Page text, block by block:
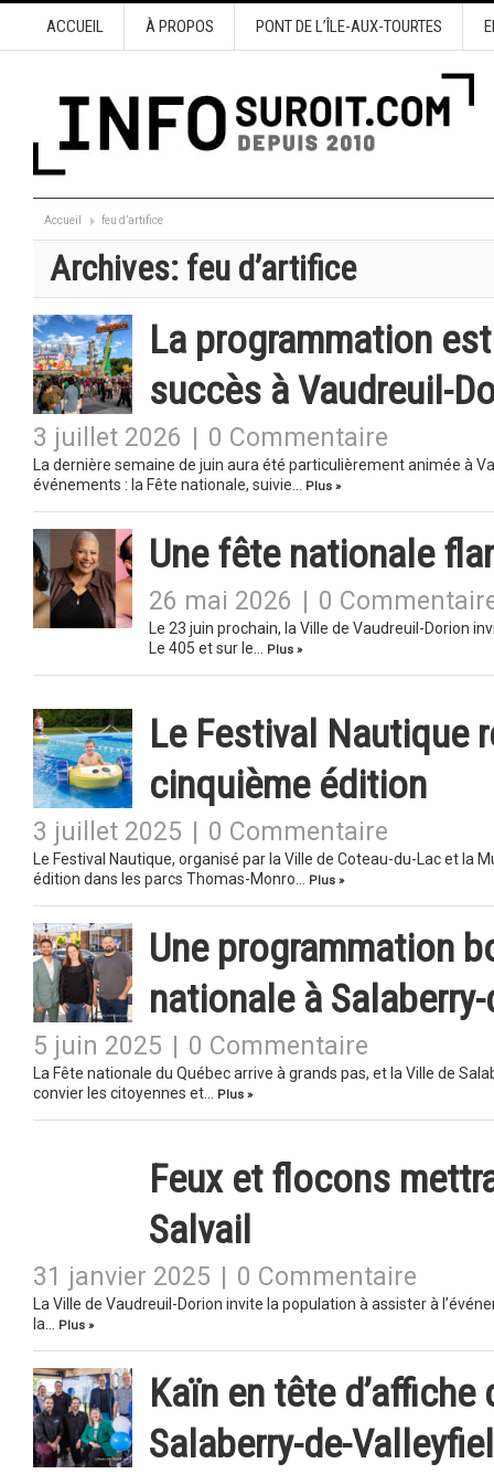
ACCUEIL À PROPOS PONT DE L’ÎLE-AUX-TOURTES
Accueil feu d’artifice
Archives: feu d’artifice
La programmation
succès à Vaudreuil-
3 juillet 2026 0 Commentaire
La dernière semaine de juin aura été particulièrement animée à
événements : la Fête nationale, suivie…
Plus »
Une fête nationale
26 mai 2026 0
Le 23 juin prochain, la Ville de Vaudreuil-Dorion
Le 405 et sur le…
Plus »
Le Festival Nautique
cinquième édition
3 juillet 2025 0 Commentaire
Le Festival Nautique, organisé par la Ville de Coteau-du-Lac et
édition dans les parcs Thomas-Monro…
Plus »
Une programmation
nationale à
5 juin 2025 0 Commentaire
La Fête nationale du Québec arrive à grands pas, et la Ville de
convier les citoyennes et…
Plus »
Feux et flocons
Salvail
31 janvier 2025 0 Commentaire
La Ville de Vaudreuil-Dorion invite la population à assister à
la…
Plus »
Kaïn en tête
Salaberry-de-